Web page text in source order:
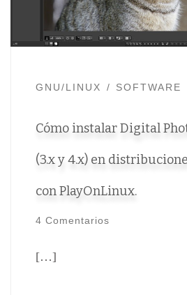
GNU/LINUX SOFTWARE
Cómo instalar Digital
(3.x y 4.x) en
con PlayOnLinux.
4 Comentarios
[…]